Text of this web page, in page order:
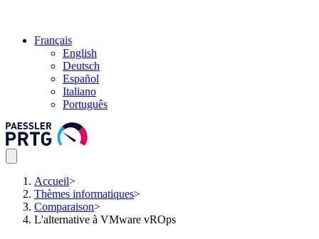
Français
English
Deutsch
Español
Italiano
Português
Accueil>
Thèmes informatiques>
Comparaison>
L'alternative à VMware vROps